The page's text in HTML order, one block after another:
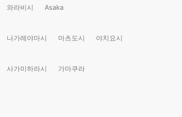
와라비시 Asaka
나가레야마시 마츠도시 야치요시
사가미하라시 가마쿠라